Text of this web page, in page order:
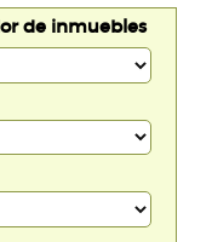
de inmuebles